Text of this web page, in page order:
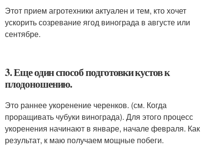
Этот прием агротехники актуален и тем, кто хочет
ускорить созревание ягод винограда в августе или
сентябре.
3. Еще один способ подготовки кустов к
плодоношению.
Это раннее укоренение черенков. (см. Когда
проращивать чубуки винограда). Для этого процесс
укоренения начинают в январе, начале февраля. Как
результат, к маю получаем мощные побеги.